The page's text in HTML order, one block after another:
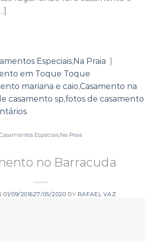
Especiais,Na Praia
em Toque Toque
mariana e caio,Casamento na
casamento sp,fotos de casamento
Especiais,Na Praia
no Barracuda
01/09/201627/05/2020 BY RAFAEL VAZ